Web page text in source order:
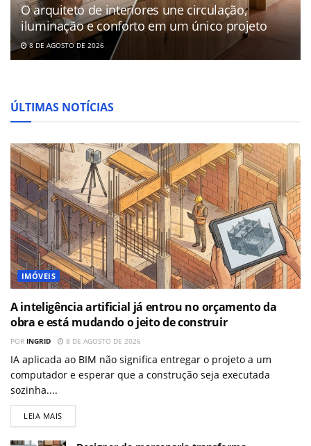
O arquiteto de interiores une circulação,
iluminação e conforto em um único projeto
8 DE AGOSTO DE 2026
ÚLTIMAS NOTÍCIAS
IMÓVEIS
A inteligência artificial já entrou no orçamento da
obra e está mudando o jeito de construir
POR INGRID 8 DE AGOSTO DE 2026
IA aplicada ao BIM não significa entregar o projeto a um
computador e esperar que a construção seja executada
sozinha....
LEIA MAIS